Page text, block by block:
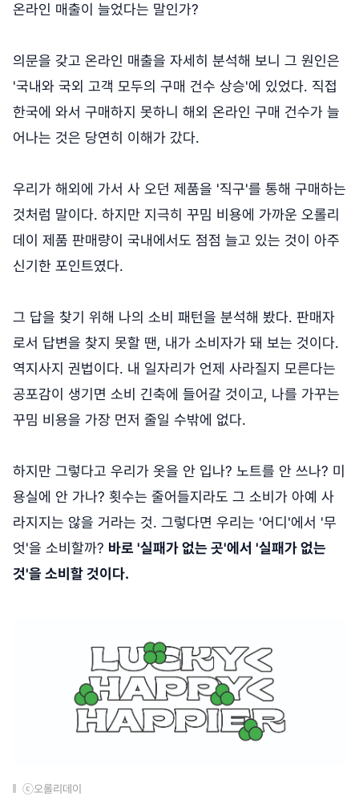
온라인 매출이 늘었다는 말인가?
의문을 갖고 온라인 매출을 자세히 분석해 보니 그 원인은
'국내와 국외 고객 모두의 구매 건수 상승'에 있었다. 직접
한국에 와서 구매하지 못하니 해외 온라인 구매 건수가 늘
어나는 것은 당연히 이해가 갔다.
우리가 해외에 가서 사 오던 제품을 '직구'를 통해 구매하는
것처럼 말이다. 하지만 지극히 꾸밈 비용에 가까운 오롤리
데이 제품 판매량이 국내에서도 점점 늘고 있는 것이 아주
신기한 포인트였다.
그 답을 찾기 위해 나의 소비 패턴을 분석해 봤다. 판매자
로서 답변을 찾지 못할 땐, 내가 소비자가 돼 보는 것이다.
역지사지 권법이다. 내 일자리가 언제 사라질지 모른다는
공포감이 생기면 소비 긴축에 들어갈 것이고, 나를 가꾸는
꾸밈 비용을 가장 먼저 줄일 수밖에 없다.
하지만 그렇다고 우리가 옷을 안 입나? 노트를 안 쓰나? 미
용실에 안 가나? 횟수는 줄어들지라도 그 소비가 아예 사
라지지는 않을 거라는 것. 그렇다면 우리는 '어디'에서 '무
엇'을 소비할까? 바로 '실패가 없는 곳'에서 '실패가 없는
것'을 소비할 것이다.
ⓒ오롤리데이